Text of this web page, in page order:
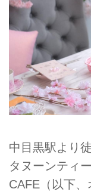
中目黒駅より
タヌーンティ
CAFE（以下、